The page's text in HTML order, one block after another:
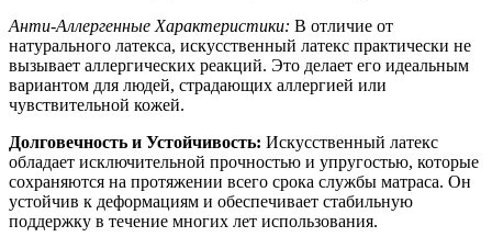
Анти-Аллергенные Характеристики: В отличие от
натурального латекса, искусственный латекс практически не
вызывает аллергических реакций. Это делает его идеальным
вариантом для людей, страдающих аллергией или
чувствительной кожей.
Долговечность и Устойчивость: Искусственный латекс
обладает исключительной прочностью и упругостью, которые
сохраняются на протяжении всего срока службы матраса. Он
устойчив к деформациям и обеспечивает стабильную
поддержку в течение многих лет использования.